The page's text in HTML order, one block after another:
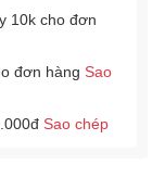
10k cho đơn
đơn hàng Sao
Sao chép